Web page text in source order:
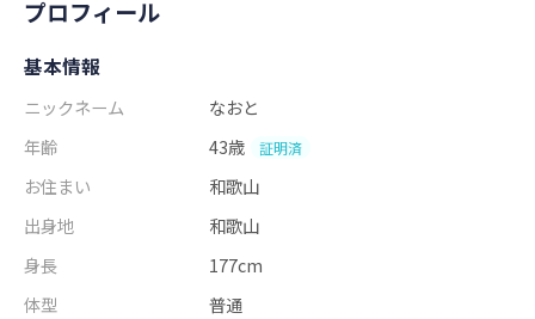
プロフィール
基本情報
ニックネーム
なおと
年齢
43歳 証明済
お住まい
和歌山
出身地
和歌山
身長
177cm
体型
普通